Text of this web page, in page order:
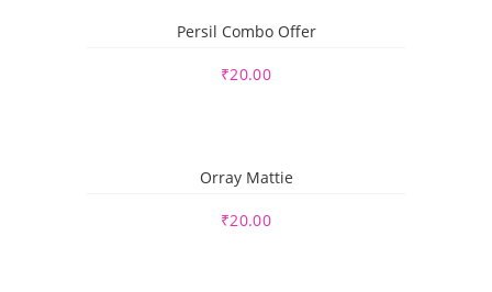
Persil Combo Offer
₹20.00
Orray Mattie
₹20.00